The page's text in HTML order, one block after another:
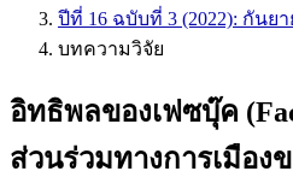
ปีที่ 16 ฉบับที่ 3 (2022): กันย
บทความวิจัย
อิทธิพลของเฟซบุ๊ค
ส่วนร่วมทางการเมือง